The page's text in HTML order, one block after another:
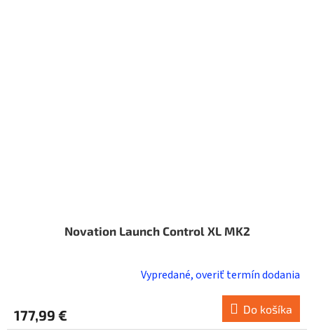
Novation Launch Control XL MK2
Vypredané, overiť termín dodania
177,99 € Do košíka